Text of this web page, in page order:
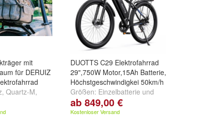
mit
für DERUIZ
, Quartz-M,
DUOTTS C29 Elektrofahrrad
29",750W Motor,15Ah Batterie,
Höchstgeschwindigkei 50km/h
Größen: Einzelbatterie und
Doppelbatterie
ab 849,00 €
Kostenloser Versand